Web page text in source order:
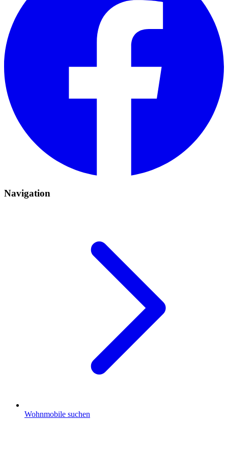
Navigation
Wohnmobile suchen